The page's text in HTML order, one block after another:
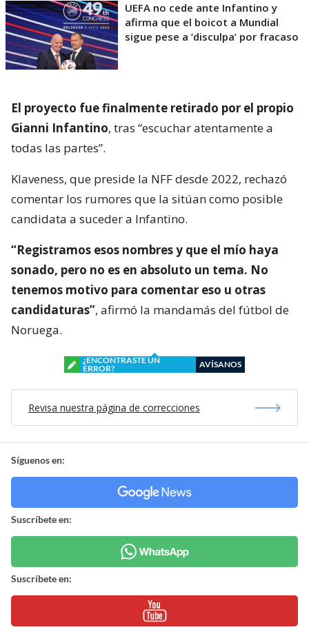
UEFA no cede ante Infantino y
afirma que el boicot a Mundial
sigue pese a ’disculpa’ por fracaso
El proyecto fue finalmente retirado por el propio
Gianni Infantino, tras “escuchar atentamente a
todas las partes”.
Klaveness, que preside la NFF desde 2022, rechazó
comentar los rumores que la sitúan como posible
candidata a suceder a Infantino.
“Registramos esos nombres y que el mío haya
sonado, pero no es en absoluto un tema. No
tenemos motivo para comentar eso u otras
candidaturas”, afirmó la mandamás del fútbol de
Noruega.
¿ENCONTRASTE UN
ERROR?
AVÍSANOS
Revisa nuestra página de correcciones
Síguenos en:
Suscríbete en:
Suscríbete en: